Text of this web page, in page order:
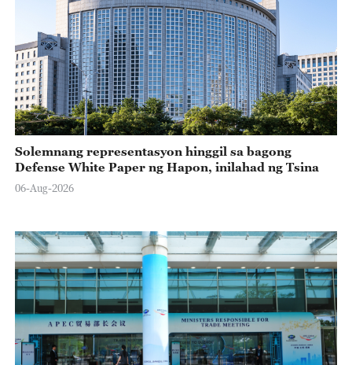
Solemnang representasyon hinggil sa bagong
Defense White Paper ng Hapon, inilahad ng Tsina
06-Aug-2026